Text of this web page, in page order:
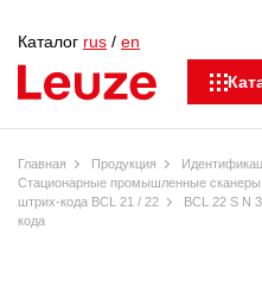
Каталог rus / en
Главная Продукция
Стационарные промышленные сканеры
штрих-кода BCL 21 / 22
BCL 22 S N
кода